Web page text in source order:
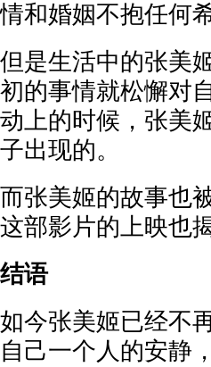
情和婚姻不抱任何
但是生活中的张美
初的事情就松懈对
动上的时候，张美
子出现的。
而张美姬的故事也
这部影片的上映也
结语
如今张美姬已经不
自己一个人的安静